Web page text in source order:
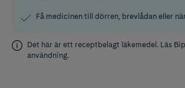
Få medicinen till dörren, brevlådan eller
Det här är ett receptbelagt läkemedel. Läs
användning.